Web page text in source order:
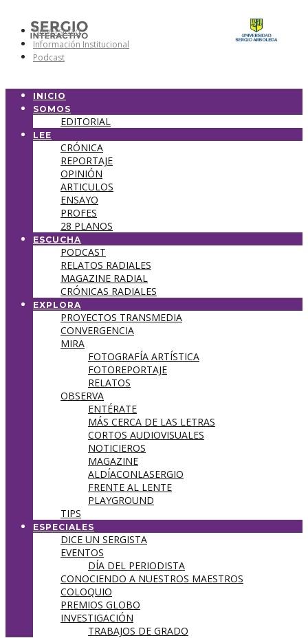
Universidad
Información Institucional
Podcast
INICIO
SOMOS
EDITORIAL
LEE
CRÓNICA
REPORTAJE
OPINIÓN
ARTICULOS
ENSAYO
PROFES
28 PLANOS
ESCUCHA
PODCAST
RELATOS RADIALES
MAGAZINE RADIAL
CRÓNICAS RADIALES
EXPLORA
PROYECTOS TRANSMEDIA
CONVERGENCIA
MIRA
FOTOGRAFÍA ARTÍSTICA
FOTOREPORTAJE
RELATOS
OBSERVA
ENTÉRATE
MÁS CERCA DE LAS LETRAS
CORTOS AUDIOVISUALES
NOTICIEROS
MAGAZINE
ALDÍACONLASERGIO
FRENTE AL LENTE
PLAYGROUND
TIPS
ESPECIALES
DICE UN SERGISTA
EVENTOS
DÍA DEL PERIODISTA
CONOCIENDO A NUESTROS MAESTROS
COLOQUIO
PREMIOS GLOBO
INVESTIGACIÓN
TRABAJOS DE GRADO